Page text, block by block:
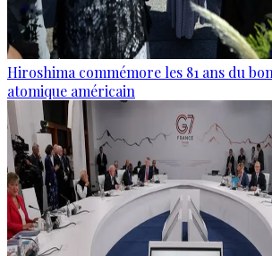
Hiroshima commémore les 81 ans du
atomique américain